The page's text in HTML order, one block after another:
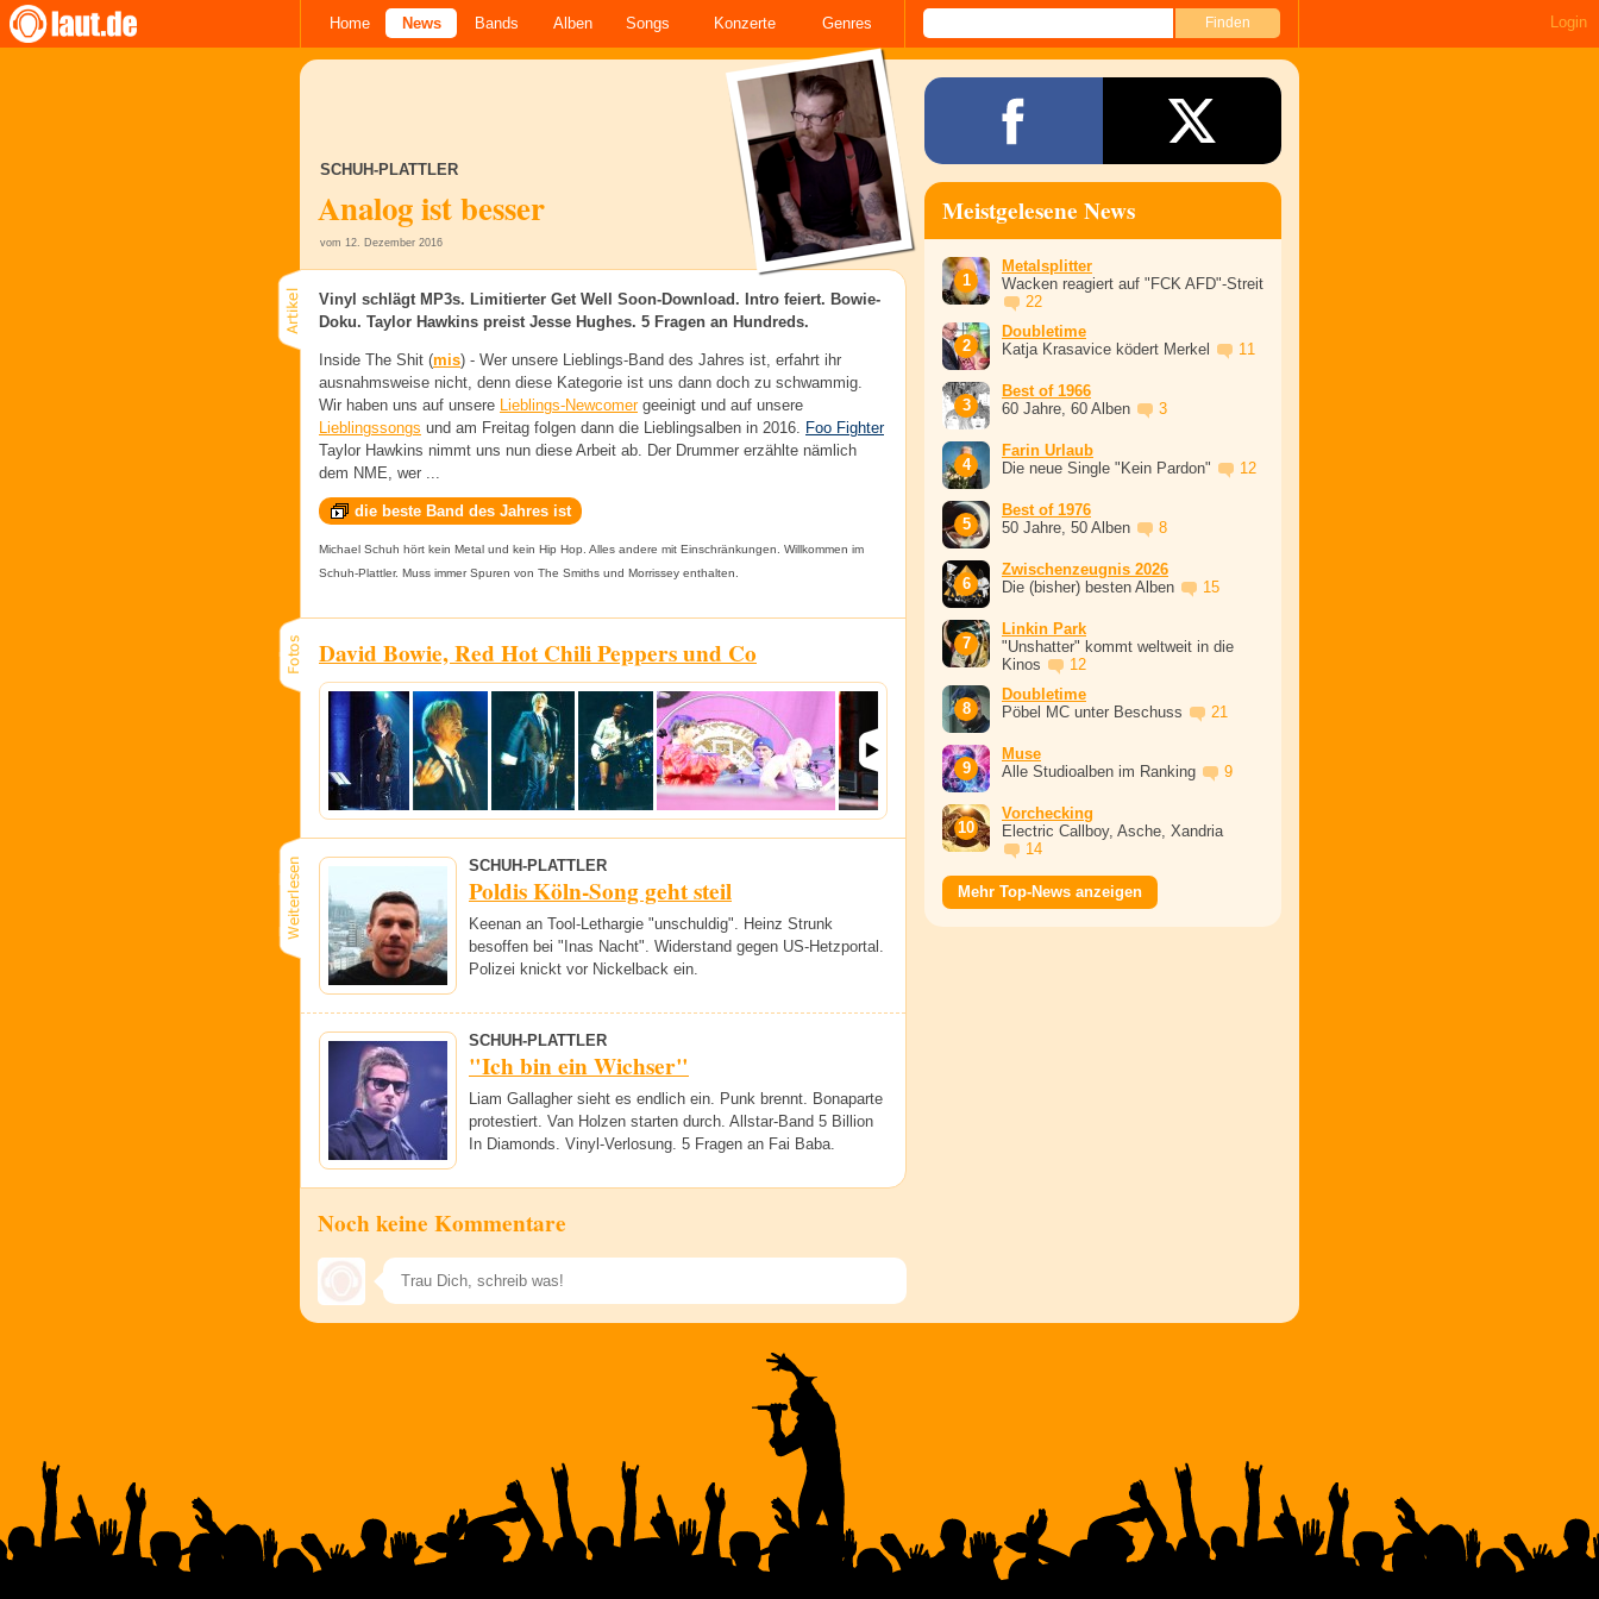
Home News Bands Alben Songs Konzerte Genres Login
SCHUH-PLATTLER
Analog ist besser
vom 12. Dezember 2016
Vinyl schlägt MP3s. Limitierter Get Well Soon-Download. Intro feiert. Bowie-
Doku. Taylor Hawkins preist Jesse Hughes. 5 Fragen an Hundreds.
Inside The Shit (mis) - Wer unsere Lieblings-Band des Jahres ist, erfahrt ihr
ausnahmsweise nicht, denn diese Kategorie ist uns dann doch zu schwammig.
Wir haben uns auf unsere
Lieblings-Newcomergeeinigt und auf unsere
Lieblingssongs und am Freitag folgen dann die Lieblingsalben in 2016.
Foo Fighter
Taylor Hawkins nimmt uns nun diese Arbeit ab. Der Drummer erzählte nämlich
dem NME, wer ...
die beste Band des Jahres ist
Michael Schuh hört kein Metal und kein Hip Hop. Alles andere mit Einschränkungen. Willkommen im
Schuh-Plattler. Muss immer Spuren von The Smiths und Morrissey enthalten.
David Bowie, Red Hot Chili Peppers und Co
SCHUH-PLATTLER
Poldis Köln-Song geht steil
Keenan an Tool-Lethargie "unschuldig". Heinz Strunk
besoffen bei "Inas Nacht". Widerstand gegen US-Hetzportal.
Polizei knickt vor Nickelback ein.
SCHUH-PLATTLER
"Ich bin ein Wichser"
Liam Gallagher sieht es endlich ein. Punk brennt. Bonaparte
protestiert. Van Holzen starten durch. Allstar-Band 5 Billion
In Diamonds. Vinyl-Verlosung. 5 Fragen an Fai Baba.
Noch keine Kommentare
Speichern
Meistgelesene News
Metalsplitter
Wacken reagiert auf "FCK AFD"-Streit
22
Doubletime
Katja Krasavice ködert Merkel
11
Best of 1966
60 Jahre, 60 Alben
3
Farin Urlaub
Die neue Single "Kein Pardon"
12
Best of 1976
50 Jahre, 50 Alben
8
Zwischenzeugnis 2026
Die (bisher) besten Alben
15
Linkin Park
"Unshatter" kommt weltweit in die
Kinos
12
Doubletime
Pöbel MC unter Beschuss
21
Muse
Alle Studioalben im Ranking
9
Vorchecking
Electric Callboy, Asche, Xandria
14
Mehr Top-News anzeigen